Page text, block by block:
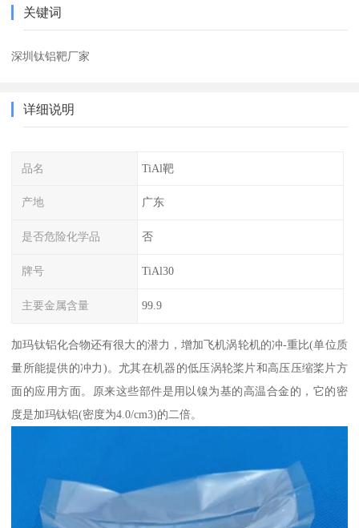
关键词
深圳钛铝靶厂家
详细说明
品名 TiAl靶
产地 广东
是否危险化学品 否
牌号 TiAl30
主要金属含量 99.9
加玛钛铝化合物还有很大的潜力，增加飞机涡轮机的冲-重比(单位质
量所能提供的冲力)。尤其在机器的低压涡轮桨片和高压压缩桨片方
面的应用方面。原来这些部件是用以镍为基的高温合金的，它的密
度是加玛钛铝(密度为4.0/cm3)的二倍。